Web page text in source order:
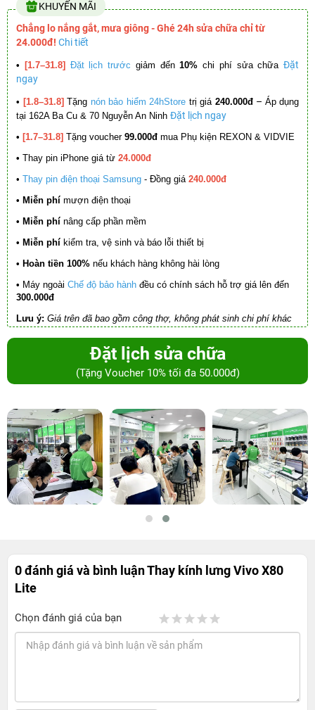
KHUYẾN MÃI
Chẳng lo nắng gắt, mưa giông - Ghé 24h sửa chữa chỉ từ
24.000đ! Chi tiết
• [1.7–31.8] Đặt lịch trước giảm đến10% chi phí sửa chữa Đặt
ngay
• [1.8–31.8] Tặng nón bảo hiểm 24hStore trị giá 240.000đ – Áp dụng
tại 162A Ba Cu & 70 Nguyễn An Ninh Đặt lịch ngay
• [1.7–31.8] Tặng voucher 99.000đ mua Phụ kiện REXON & VIDVIE
• Thay pin iPhone giá từ 24.000đ
• Thay pin điện thoại Samsung - Đồng giá 240.000đ
• Miễn phí mượn điện thoại
• Miễn phí nâng cấp phần mềm
• Miễn phí kiểm tra, vệ sinh và báo lỗi thiết bị
• Hoàn tiền 100% nếu khách hàng không hài lòng
• Máy ngoài Chế độ bảo hành đều có chính sách hỗ trợ giá lên đến
300.000đ
Lưu ý: Giá trên đã bao gồm công thợ, không phát sinh chi phí khác
Đặt lịch sửa chữa
(Tặng Voucher 10% tối đa 50.000đ)
0 đánh giá và bình luậnThay kính lưng Vivo X80
Lite
Chọn đánh giá của bạn